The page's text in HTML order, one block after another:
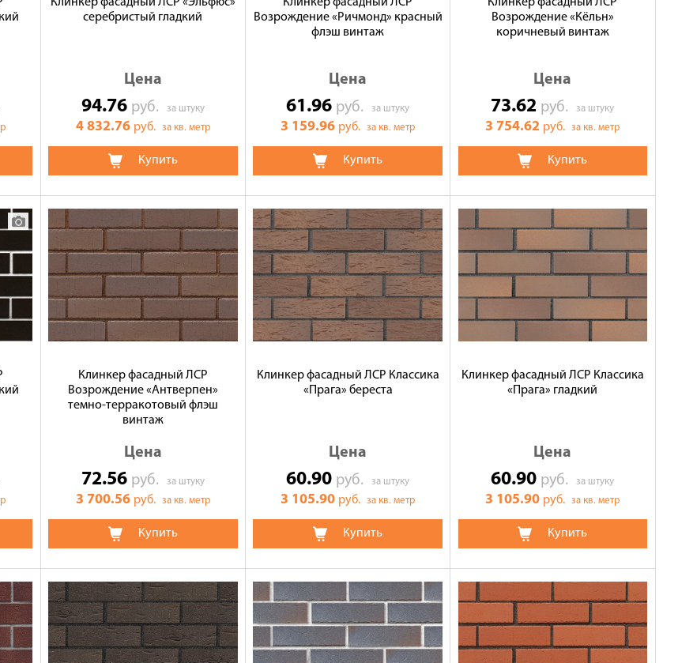
серебристый гладкий
Цена
94.76 руб. за штуку
4 832.76 руб. за кв. метр
Купить
Возрождение «Ричмонд» красный
флэш винтаж
Цена
61.96 руб.за штуку
3 159.96 руб.за кв. метр
Купить
Возрождение «Кёльн»
коричневый винтаж
Цена
73.62 руб.за штуку
3 754.62 руб.за кв. метр
Купить
Клинкер фасадный ЛСР
Возрождение «Антверпен»
темно-терракотовый флэш
винтаж
Цена
72.56 руб. за штуку
3 700.56 руб. за кв. метр
Купить
Клинкер фасадный ЛСР Классика
«Прага» береста
Цена
60.90 руб.за штуку
3 105.90 руб.за кв. метр
Купить
Клинкер фасадный ЛСР Классика
«Прага» гладкий
Цена
60.90 руб.за штуку
3 105.90 руб.за кв. метр
Купить